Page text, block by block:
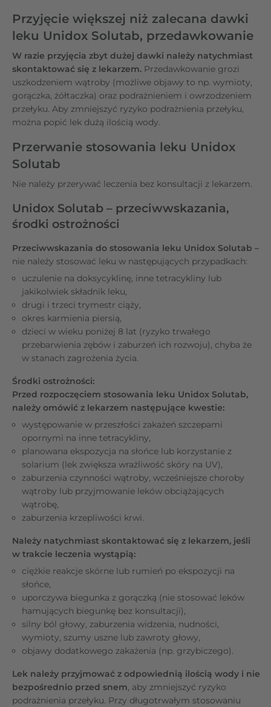
Przyjęcie większej niż zalecana dawki
leku Unidox Solutab, przedawkowanie
W razie przyjęcia zbyt dużej dawki należy natychmiast
skontaktować się z lekarzem. Przedawkowanie grozi
uszkodzeniem wątroby (możliwe objawy to np. wymioty,
gorączka, żółtaczka) oraz podrażnieniem i owrzodzeniem
przełyku. Aby zmniejszyć ryzyko podrażnienia przełyku,
można popić lek dużą ilością wody.
Przerwanie stosowania leku Unidox
Solutab
Nie należy przerywać leczenia bez konsultacji z lekarzem.
Unidox Solutab – przeciwwskazania,
środki ostrożności
Przeciwwskazania do stosowania leku Unidox Solutab –
nie należy stosować leku w następujących przypadkach:
uczulenie na doksycyklinę, inne tetracykliny lub
jakikolwiek składnik leku,
drugi i trzeci trymestr ciąży,
okres karmienia piersią,
dzieci w wieku poniżej 8 lat (ryzyko trwałego
przebarwienia zębów i zaburzeń ich rozwoju), chyba że
w stanach zagrożenia życia.
Środki ostrożności:
Przed rozpoczęciem stosowania leku Unidox Solutab,
należy omówić z lekarzem następujące kwestie:
występowanie w przeszłości zakażeń szczepami
opornymi na inne tetracykliny,
planowana ekspozycja na słońce lub korzystanie z
solarium (lek zwiększa wrażliwość skóry na UV),
zaburzenia czynności wątroby, wcześniejsze choroby
wątroby lub przyjmowanie leków obciążających
wątrobę,
zaburzenia krzepliwości krwi.
Należy natychmiast skontaktować się z lekarzem, jeśli
w trakcie leczenia wystąpią:
ciężkie reakcje skórne lub rumień po ekspozycji na
słońce,
uporczywa biegunka z gorączką (nie stosować leków
hamujących biegunkę bez konsultacji),
silny ból głowy, zaburzenia widzenia, nudności,
wymioty, szumy uszne lub zawroty głowy,
objawy dodatkowego zakażenia (np. grzybiczego).
Lek należy przyjmować z odpowiednią ilością wody i nie
bezpośrednio przed snem, aby zmniejszyć ryzyko
podrażnienia przełyku. Przy długotrwałym stosowaniu